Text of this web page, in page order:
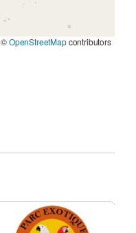
©OpenStreetMapcontributors